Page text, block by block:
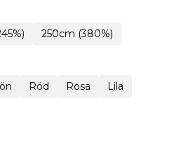
250cm (380%)
Röd Rosa
Lila